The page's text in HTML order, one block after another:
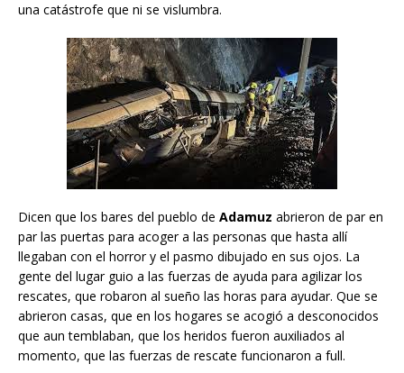
una catástrofe que ni se vislumbra.
Dicen que los bares del pueblo de Adamuz abrieron de par en
par las puertas para acoger a las personas que hasta allí
llegaban con el horror y el pasmo dibujado en sus ojos. La
gente del lugar guio a las fuerzas de ayuda para agilizar los
rescates, que robaron al sueño las horas para ayudar. Que se
abrieron casas, que en los hogares se acogió a desconocidos
que aun temblaban, que los heridos fueron auxiliados al
momento, que las fuerzas de rescate funcionaron a full.